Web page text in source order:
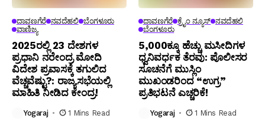
ದಾವಣಗೆರೆ ನವದೆಹಲಿ ಬೆಂಗಳೂರು
ವಾಣಿಜ್ಯ
2025ರಲ್ಲಿ 23 ದೇಶಗಳ
ಪ್ರಧಾನಿ ನರೇಂದ್ರ ಮೋದಿ
ವಿದೇಶ ಪ್ರವಾಸಕ್ಕೆ ತಗುಲಿದ
ವೆಚ್ಚವೆಷ್ಟು?: ರಾಜ್ಯಸಭೆಯಲ್ಲಿ
ಮಾಹಿತಿ ನೀಡಿದ ಕೇಂದ್ರ!
Yogaraj 1 Mins Read
ದಾವಣಗೆರೆ ಕ್ರೈಂ ನ್ಯೂಸ್ ನವದೆಹಲಿ
ಬೆಂಗಳೂರು
5,000ಕ್ಕೂ ಹೆಚ್ಚು ಮಸೀದಿಗಳ
ಧ್ವನಿವರ್ಧಕ ತೆರವು: ಪೊಲೀಸರ
ಸೂಚನೆಗೆ ಮುಸ್ಲಿಂ
ಮುಖಂಡರಿಂದ “ಉಗ್ರ”
ಪ್ರತಿಭಟನೆ ಎಚ್ಚರಿಕೆ!
Yogaraj 1 Mins Read